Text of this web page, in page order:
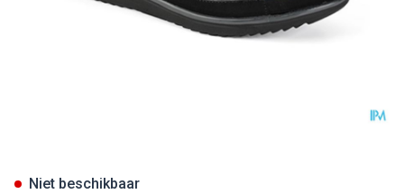
Niet beschikbaar